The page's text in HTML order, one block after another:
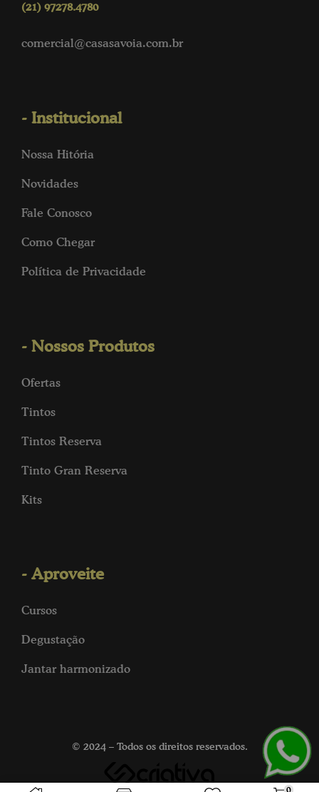
0
(21) 97278.4780
comercial@casasavoia.com.br
- Institucional
Nossa Hitória
Novidades
Fale Conosco
Como Chegar
Política de Privacidade
- Nossos Produtos
Ofertas
Tintos
Tintos Reserva
Tinto Gran Reserva
Kits
- Aproveite
Cursos
Degustação
Jantar harmonizado
© 2024 – Todos os direitos reservados.